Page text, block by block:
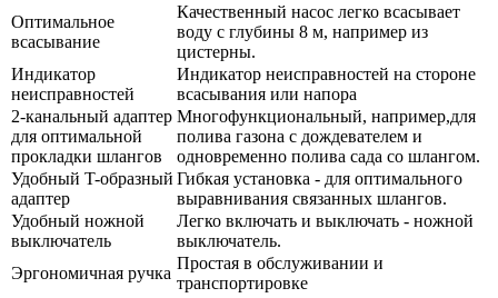
Оптимальное
всасывание
Качественный насос легко всасывает
воду с глубины 8 м, например из
цистерны.
Индикатор
неисправностей
Индикатор неисправностей на стороне
всасывания или напора
2-канальный адаптер
для оптимальной
прокладки шлангов
Многофункциональный, например,для
полива газона с дождевателем и
одновременно полива сада со шлангом.
Удобный T-образный
адаптер
Гибкая установка - для оптимального
выравнивания связанных шлангов.
Удобный ножной
выключатель
Легко включать и выключать - ножной
выключатель.
Эргономичная ручка
Простая в обслуживании и
транспортировке